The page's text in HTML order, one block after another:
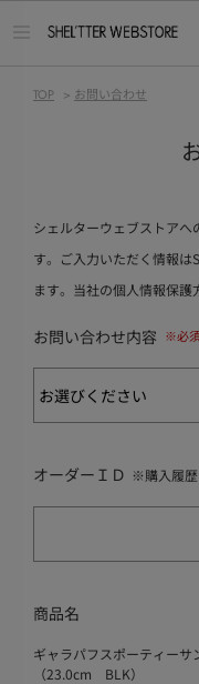
TOP > お問い合わせ
シェルターウェブストアへ
す。ご入力いただく情報は
ます。当社の個人情報保護
お問い合わせ内容
オーダーＩＤ ※購入履歴
商品名
ギャラパフスポーティーサ
（23.0cm BLK）